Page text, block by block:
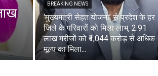
BREAKING NEWS
‘मुख्यमंत्री सेहत योजना’ से प्रदेश के हर
जिले के परिवारों को मिला लाभ, 2.91
लाख मरीजों को ₹1,044 करोड़ से अधिक
मूल्य का मिला...